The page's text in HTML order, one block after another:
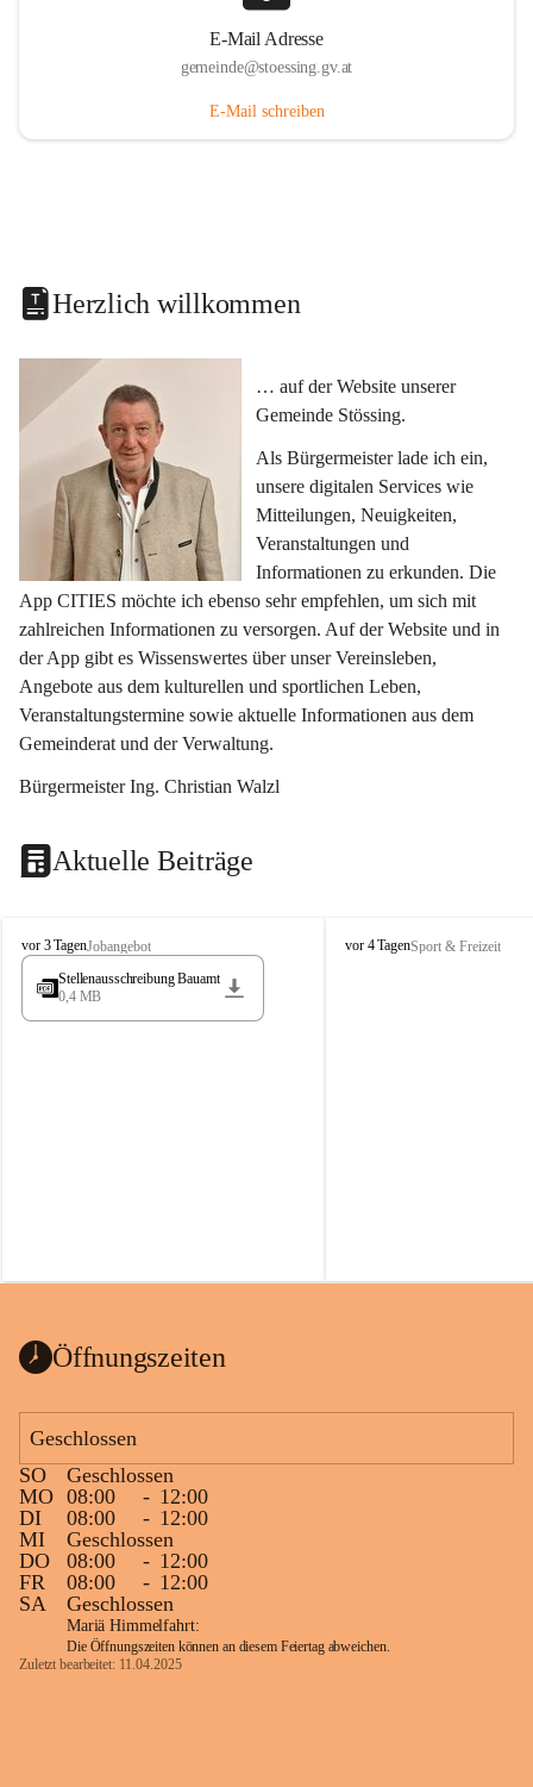
E-Mail Adresse
gemeinde@stoessing.gv.at
E-Mail schreiben
Herzlich willkommen
… auf der Website unserer
Gemeinde Stössing.
Als Bürgermeister lade ich ein,
unsere digitalen Services wie
Mitteilungen, Neuigkeiten,
Veranstaltungen und
Informationen zu erkunden. Die
App CITIES möchte ich ebenso sehr empfehlen, um sich mit
zahlreichen Informationen zu versorgen. Auf der Website und in
der App gibt es Wissenswertes über unser Vereinsleben,
Angebote aus dem kulturellen und sportlichen Leben,
Veranstaltungstermine sowie aktuelle Informationen aus dem
Gemeinderat und der Verwaltung.
Bürgermeister Ing. Christian Walzl
Aktuelle Beiträge
S
t
s
vor 3 TagenJobangebot
Stellenausschreibung Bauamt
0,4 MB
S
vor 4 TagenSport & Freizeit
Öffnungszeiten
Geschlossen
SO
Geschlossen
MO 08:00 - 12:00
DI
08:00 - 12:00
MI
Geschlossen
DO
08:00 - 12:00
FR
08:00 - 12:00
SA
Geschlossen
Mariä Himmelfahrt:
Die Öffnungszeiten können an diesem Feiertag abweichen.
Zuletzt bearbeitet: 11.04.2025